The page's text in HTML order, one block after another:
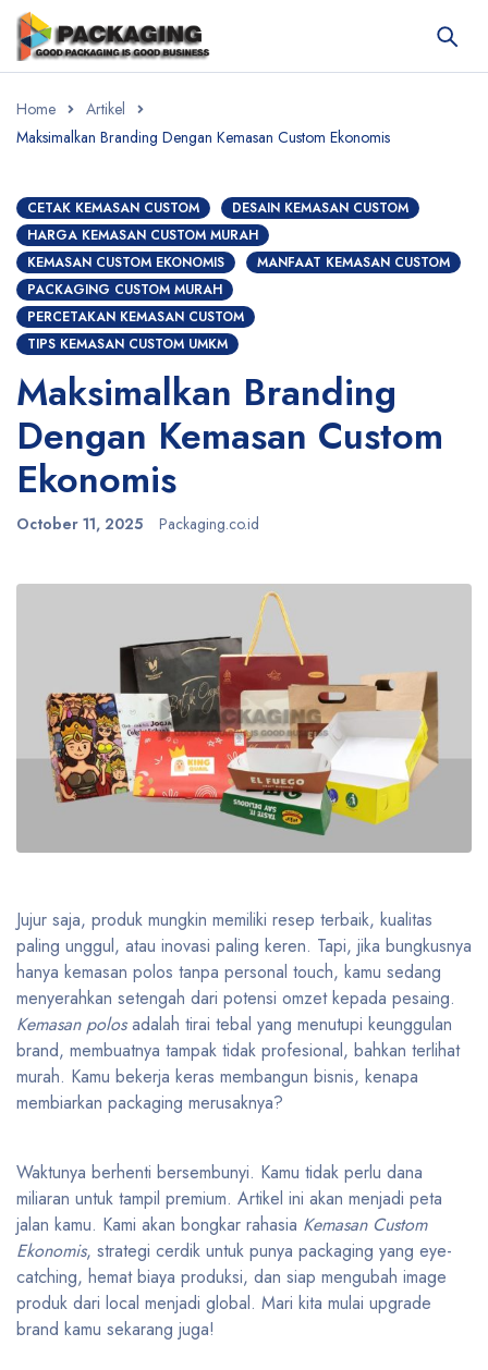
Home
Artikel
Maksimalkan Branding Dengan Kemasan Custom Ekonomis
CETAK KEMASAN CUSTOM
DESAIN KEMASAN CUSTOM
HARGA KEMASAN CUSTOM MURAH
KEMASAN CUSTOM EKONOMIS
MANFAAT KEMASAN CUSTOM
PACKAGING CUSTOM MURAH
PERCETAKAN KEMASAN CUSTOM
TIPS KEMASAN CUSTOM UMKM
Maksimalkan Branding
Dengan Kemasan Custom
Ekonomis
October 11, 2025 Packaging.co.id
Jujur saja, produk mungkin memiliki resep terbaik, kualitas
paling unggul, atau inovasi paling keren. Tapi, jika bungkusnya
hanya kemasan polos tanpa personal touch, kamu sedang
menyerahkan setengah dari potensi omzet kepada pesaing.
Kemasan polosadalah tirai tebal yang menutupi keunggulan
brand, membuatnya tampak tidak profesional, bahkan terlihat
murah. Kamu bekerja keras membangun bisnis, kenapa
membiarkan packaging merusaknya?
Waktunya berhenti bersembunyi. Kamu tidak perlu dana
miliaran untuk tampil premium. Artikel ini akan menjadi peta
jalan kamu. Kami akan bongkar rahasia Kemasan Custom
Ekonomis, strategi cerdik untuk punya packaging yang eye-
catching, hemat biaya produksi, dan siap mengubah image
produk dari local menjadi global. Mari kita mulai upgrade
brand kamu sekarang juga!